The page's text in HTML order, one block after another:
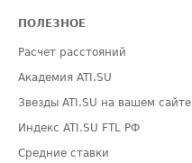
ПОЛЕЗНОЕ
Расчет расстояний
Академия ATI.SU
Звезды ATI.SU на вашем сайте
Индекс ATI.SU FTL РФ
Средние ставки